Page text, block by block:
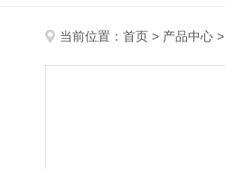
当前位置： 首页 > 产品中心 >